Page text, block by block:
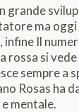
grande
ma
infine Il
si vede
sempre a
Rosas ha
mentale.